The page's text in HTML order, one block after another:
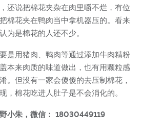
还说把棉花夹杂在肉里嚼不烂，有位
棉花夹在鸭肉当中拿机器压的。看来
为是棉花的人还不少。
是用猪肉、鸭肉等通过添加牛肉精粉
本来肉质的味道做出，也有用颗粒感
。但没有一家会傻傻的去压制棉花，
，棉花吃进人肚子是不会消化的。
小朱，微信： 18030449119